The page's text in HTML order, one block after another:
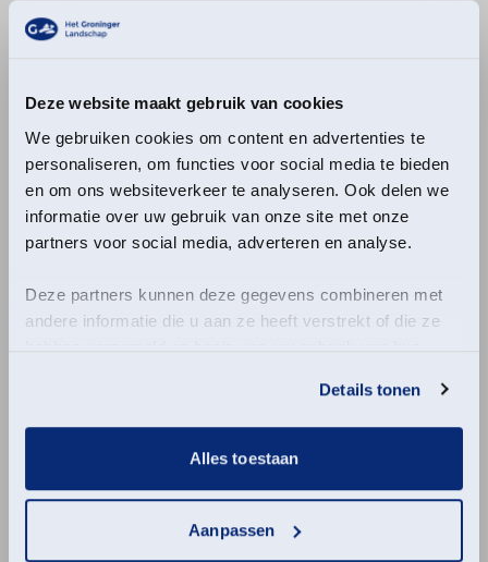
Deze website maakt gebruik van cookies
We gebruiken cookies om content en advertenties te
personaliseren, om functies voor social media te bieden
en om ons websiteverkeer te analyseren. Ook delen we
informatie over uw gebruik van onze site met onze
partners voor social media, adverteren en analyse.
Deze partners kunnen deze gegevens combineren met
andere informatie die u aan ze heeft verstrekt of die ze
Details tonen
Alles toestaan
Aanpassen